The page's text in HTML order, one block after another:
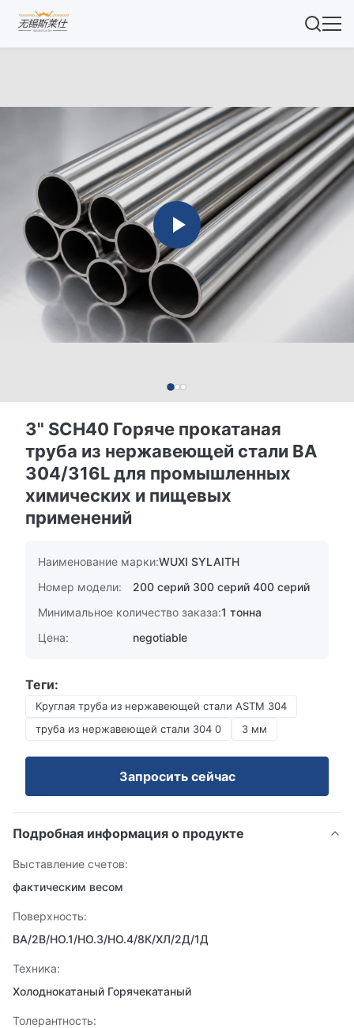
3" SCH40 Горяче прокатаная
труба из нержавеющей стали BA
304/316L для промышленных
химических и пищевых
применений
Наименование марки:WUXI SYLAITH
Номер модели:
200 серий 300 серий 400 серий
Минимальное количество заказа:1 тонна
Цена:
negotiable
Теги:
Круглая труба из нержавеющей стали ASTM 304
труба из нержавеющей стали 304 0
3 мм
Запросить сейчас
Подробная информация о продукте
Выставление счетов:
фактическим весом
Поверхность:
BA/2B/НО.1/НО.3/НО.4/8К/ХЛ/2Д/1Д
Техника:
Холоднокатаный Горячекатаный
Толерантность: